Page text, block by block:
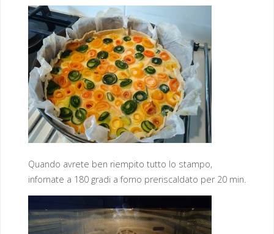
Quando avrete ben riempito tutto lo stampo,
infornate a 180 gradi a forno preriscaldato per 20 min.